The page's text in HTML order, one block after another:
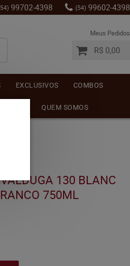
99702-4398 (54) 99602-4398
Meus Pedidos
R$ 0,00
EXCLUSIVOS COMBOS
QUEM SOMOS
130 BLANC
750ML